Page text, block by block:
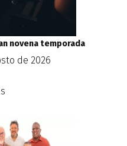
novena temporada
de 2026